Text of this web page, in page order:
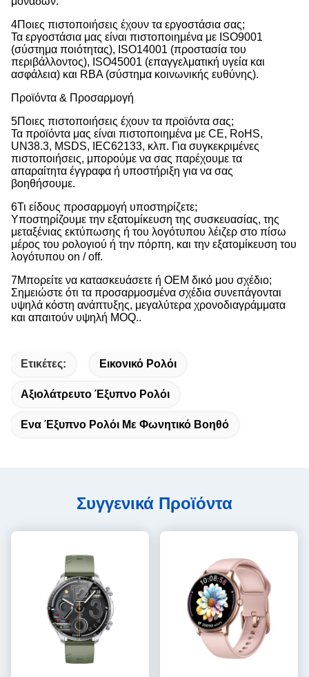
4Ποιες πιστοποιήσεις έχουν τα εργοστάσια σας;
Τα εργοστάσια μας είναι πιστοποιημένα με ISO9001
(σύστημα ποιότητας), ISO14001 (προστασία του
περιβάλλοντος), ISO45001 (επαγγελματική υγεία και
ασφάλεια) και RBA (σύστημα κοινωνικής ευθύνης).
Προϊόντα & Προσαρμογή
5Ποιες πιστοποιήσεις έχουν τα προϊόντα σας;
Τα προϊόντα μας είναι πιστοποιημένα με CE, RoHS,
UN38.3, MSDS, IEC62133, κλπ. Για συγκεκριμένες
πιστοποιήσεις, μπορούμε να σας παρέχουμε τα
απαραίτητα έγγραφα ή υποστήριξη για να σας
βοηθήσουμε.
6Τι είδους προσαρμογή υποστηρίζετε;
Υποστηρίζουμε την εξατομίκευση της συσκευασίας, της
μεταξένιας εκτύπωσης ή του λογότυπου λέιζερ στο πίσω
μέρος του ρολογιού ή την πόρπη, και την εξατομίκευση του
λογότυπου on / off.
7Μπορείτε να κατασκευάσετε ή OEM δικό μου σχέδιο;
Σημειώστε ότι τα προσαρμοσμένα σχέδια συνεπάγονται
υψηλά κόστη ανάπτυξης, μεγαλύτερα χρονοδιαγράμματα
και απαιτούν υψηλή MOQ..
Ετικέτες: Εικονικό Ρολόι
Αξιολάτρευτο Έξυπνο Ρολόι
Ενα Έξυπνο Ρολόι Με Φωνητικό Βοηθό
Συγγενικά Προϊόντα